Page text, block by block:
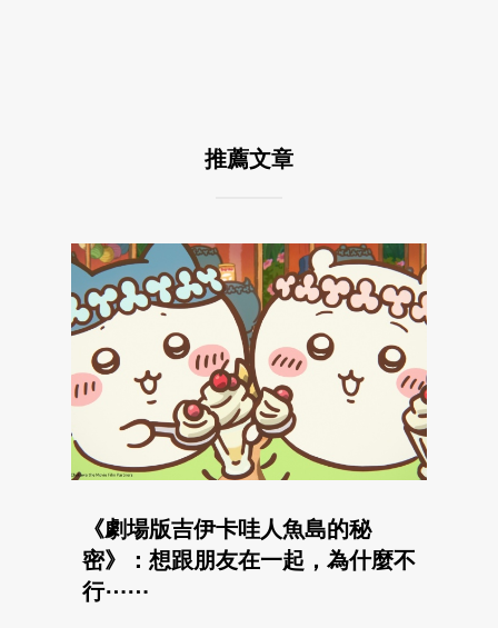
推薦文章
《劇場版吉伊卡哇人魚島的秘
密》：想跟朋友在一起，為什麼不
行⋯⋯